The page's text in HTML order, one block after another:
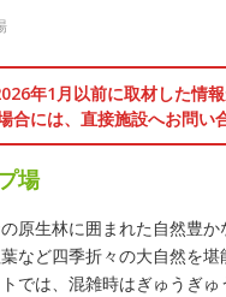
年1月以前に取材した情報
合には、直接施設へお問い
場
原生林に囲まれた自然豊
など四季折々の大自然を
では、混雑時はぎゅうぎ